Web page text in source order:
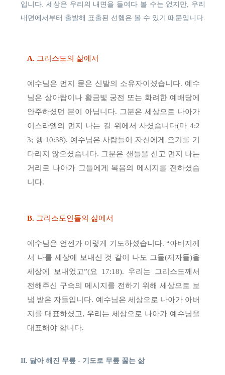
입니다. 세상은 우리의 내면을 들여다 볼 수는 없지만, 우리
내면에서부터 출발해 표출된 선행은 볼 수 있기 때문입니다.
A. 그리스도의 삶에서
예수님은 먼지 묻은 신발의 소유자이셨습니다. 예수
님은 상아탑이나 황금빛 궁전 또는 화려한 예배당에
안주하셨던 분이 아닙니다. 그분은 세상으로 나아가
이스라엘의 먼지 나는 길 위에서 사셨습니다(마 4:2
3; 행 10:38). 예수님은 사람들이 자신에게 오기를 기
다리지 않으셨습니다. 그분은 샌들을 신고 먼지 나는
거리로 나아가 그들에게 복음의 메시지를 전하셨습
니다.
B. 그리스도인들의 삶에서
예수님은 언젠가 이렇게 기도하셨습니다. “아버지께
서 나를 세상에 보내신 것 같이 나도 그들(제자들)을
세상에 보내었고”(요 17:18). 우리는 그리스도께서
전해주신 구속의 메시지를 전하기 위해 세상으로 보
냄 받은 자들입니다. 예수님은 세상으로 나아가 아버
지를 대표하셨고, 우리는 세상으로 나아가 예수님을
대표해야 합니다.
II. 닳아 해진 무릎 - 기도로 무릎 꿇는 삶